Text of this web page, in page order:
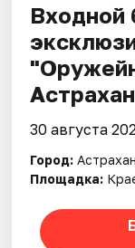
Входной
30 августа
Город:
Площадка: